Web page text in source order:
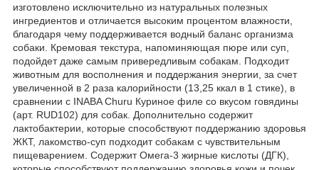
изготовлено исключительно из натуральных полезных
ингредиентов и отличается высоким процентом влажности,
благодаря чему поддерживается водный баланс организма
собаки. Кремовая текстура, напоминяющая пюре или суп,
подойдет даже самым привередливым собакам. Подходит
животным для восполнения и поддержания энергии, за счет
увеличенной в 2 раза калорийности (13,25 ккал в 1 стике), в
сравнении с INABA Churu Куриное филе со вкусом говядины
(арт. RUD102) для собак. Дополнительно содержит
лактобактерии, которые способствуют поддержанию здоровья
ЖКТ, лакомство-суп подходит собакам с чувствительным
пищеварением. Содержит Омега-3 жирные кислоты (ДГК),